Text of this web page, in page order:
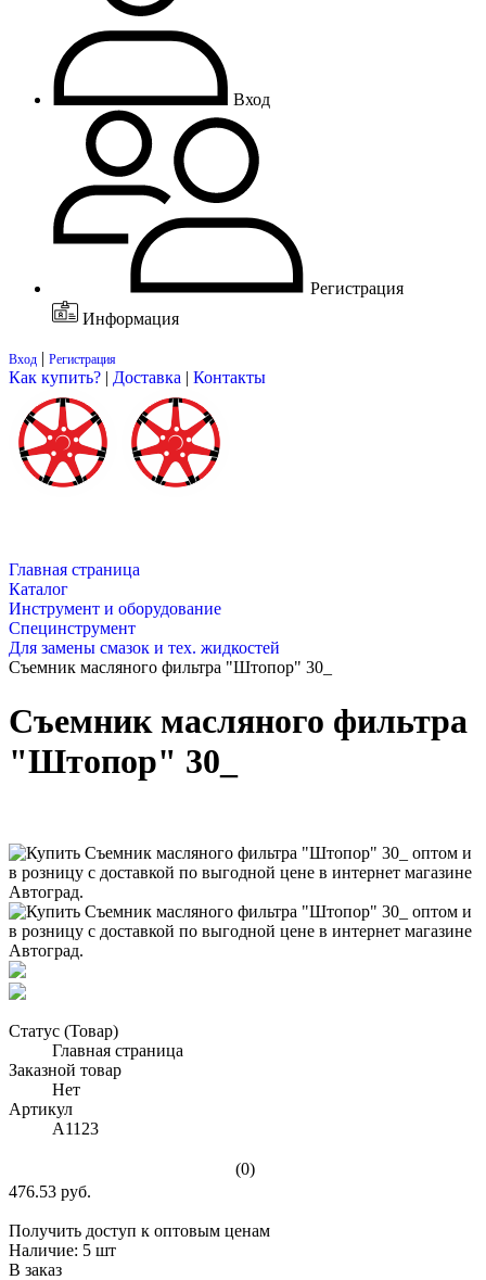
Вход
Регистрация
Информация
Вход | Регистрация
Как купить? | Доставка | Контакты
Главная страница
Каталог
Инструмент и оборудование
Специнструмент
Для замены смазок и тех. жидкостей
Съемник масляного фильтра "Штопор" 30_
Съемник масляного фильтра
"Штопор" 30_
Статус (Товар)
Главная страница
Заказной товар
Нет
Артикул
A1123
(0)
476.53 руб.
Получить доступ к оптовым ценам
Наличие: 5 шт
В заказ